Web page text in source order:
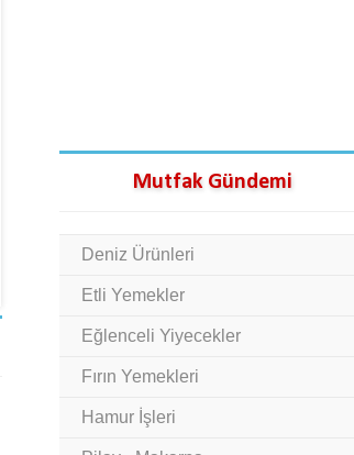
Mutfak Gündemi
Deniz Ürünleri
Etli Yemekler
Eğlenceli Yiyecekler
Fırın Yemekleri
Hamur İşleri